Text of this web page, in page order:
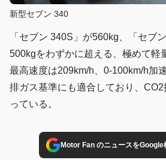
新型セブン 340
「セブン 340S」が560kg、「セブ
500kgをわずかに超える、極めて軽
最高速度は209km/h、0-100km/h加
排ガス基準にも適合しており、
っている。
Motor Fan のニュースをGoogle